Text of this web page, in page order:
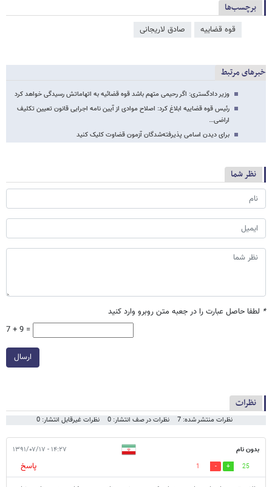
برچسب‌ها
قوه قضاییه صادق لاریجانی
خبرهای مرتبط
وزیر دادگستری: اگر رحیمی متهم باشد قوه قضائیه به اتهاماتش رسیدگی خواهد کرد
رئیس قوه قضاییه ابلاغ کرد: اصلاح موادی از آیین نامه اجرایی قانون تعیین تکلیف
اراضی…
برای دیدن اسامی پذیرفته‌شدگان آزمون قضاوت کلیک کنید
نظر شما
* لطفا حاصل عبارت را در جعبه متن روبرو وارد کنید
7 + 9 =
ارسال
نظرات
نظرات منتشر شده: 7 نظرات در صف انتشار: 0 نظرات غیرقابل انتشار: 0
بدون نام ۱۴:۲۷ - ۱۳۹۱/۰۷/۱۷
25
1
پاسخ